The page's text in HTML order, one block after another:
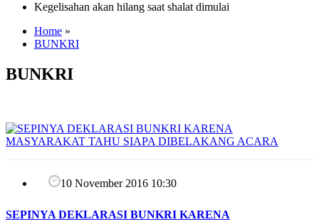
Kegelisahan akan hilang saat shalat dimulai
Home »
BUNKRI
BUNKRI
10 November 2016 10:30
SEPINYA DEKLARASI BUNKRI KARENA